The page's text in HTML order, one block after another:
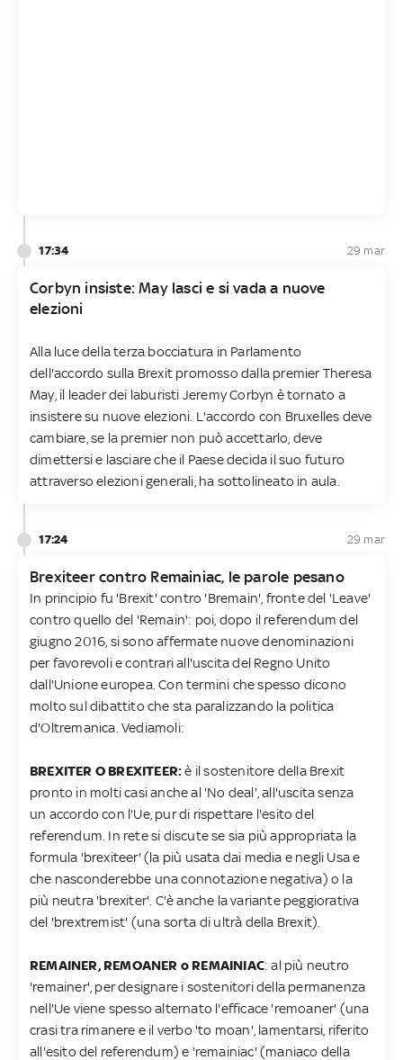
17:34 29 mar
Corbyn insiste: May lasci e si vada a nuove
elezioni
Alla luce della terza bocciatura in Parlamento
dell'accordo sulla Brexit promosso dalla premier Theresa
May, il leader dei laburisti Jeremy Corbyn è tornato a
insistere su nuove elezioni. L'accordo con Bruxelles deve
cambiare, se la premier non può accettarlo, deve
dimettersi e lasciare che il Paese decida il suo futuro
attraverso elezioni generali, ha sottolineato in aula.
17:24 29 mar
Brexiteer contro Remainiac, le parole pesano
In principio fu 'Brexit' contro 'Bremain', fronte del 'Leave'
contro quello del 'Remain': poi, dopo il referendum del
giugno 2016, si sono affermate nuove denominazioni
per favorevoli e contrari all'uscita del Regno Unito
dall'Unione europea. Con termini che spesso dicono
molto sul dibattito che sta paralizzando la politica
d'Oltremanica. Vediamoli:
BREXITER O BREXITEER: è il sostenitore della Brexit
pronto in molti casi anche al 'No deal', all'uscita senza
un accordo con l'Ue, pur di rispettare l'esito del
referendum. In rete si discute se sia più appropriata la
formula 'brexiteer' (la più usata dai media e negli Usa e
che nasconderebbe una connotazione negativa) o la
più neutra 'brexiter'. C'è anche la variante peggiorativa
del 'brextremist' (una sorta di ultrà della Brexit).
REMAINER, REMOANER o REMAINIAC: al più neutro
'remainer', per designare i sostenitori della permanenza
nell'Ue viene spesso alternato l'efficace 'remoaner' (una
crasi tra rimanere e il verbo 'to moan', lamentarsi, riferito
all'esito del referendum) e 'remainiac' (maniaco della